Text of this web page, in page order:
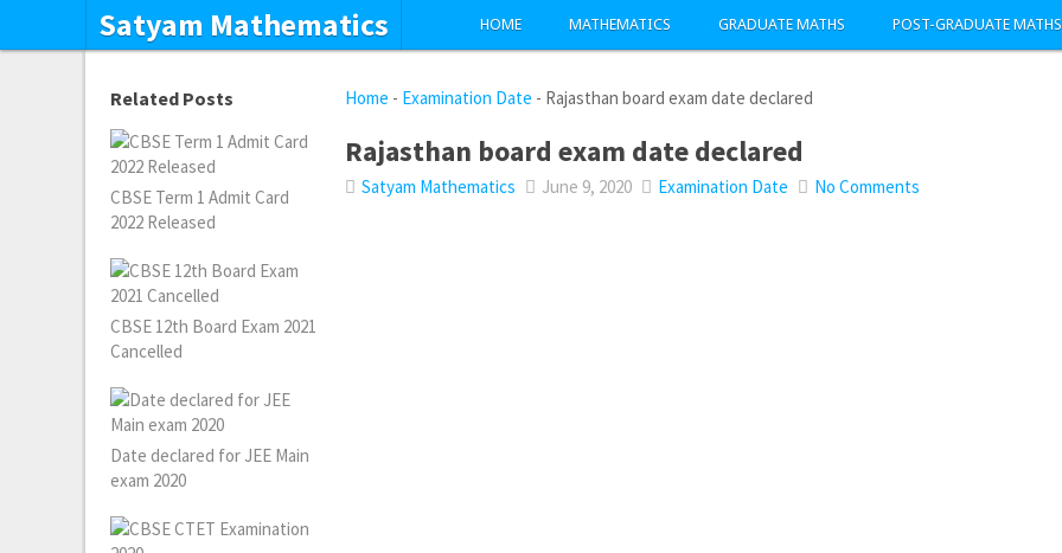
Satyam Mathematics HOME MATHEMATICS GRADUATE MATHS POST-GRADUATE MATHS
Home - Examination Date - Rajasthan board exam date declared
Rajasthan board exam date declared
Satyam Mathematics June 9, 2020 Examination Date No Comments
Related Posts
CBSE Term 1 Admit Card
2022 Released
CBSE 12th Board Exam 2021
Cancelled
Date declared for JEE Main
exam 2020